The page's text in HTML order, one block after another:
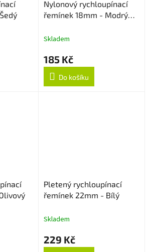
Nylonový rychloupínací
řemínek 18mm - Modrý
Skladem
185 Kč
Do košíku
Pletený rychloupínací
řemínek 22mm - Bílý
Skladem
229 Kč